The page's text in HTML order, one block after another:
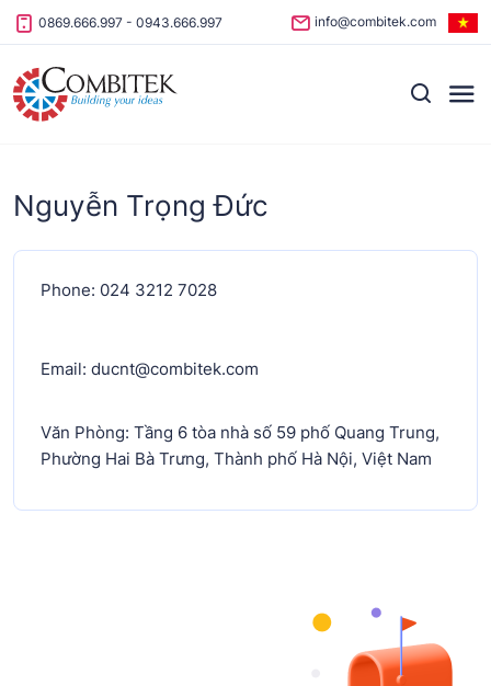
Skip to content
0869.666.997 - 0943.666.997 info@combitek.com
Nguyễn Trọng Đức
Phone: 024 3212 7028
Email: ducnt@combitek.com
Văn Phòng: Tầng 6 tòa nhà số 59 phố Quang Trung,
Phường Hai Bà Trưng, Thành phố Hà Nội, Việt Nam